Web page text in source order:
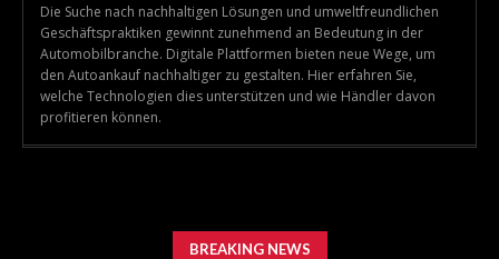
Die Suche nach nachhaltigen Lösungen und umweltfreundlichen
Geschäftspraktiken gewinnt zunehmend an Bedeutung in der
Automobilbranche. Digitale Plattformen bieten neue Wege, um
den Autoankauf nachhaltiger zu gestalten. Hier erfahren Sie,
welche Technologien dies unterstützen und wie Händler davon
profitieren können.
BREAKING NEWS